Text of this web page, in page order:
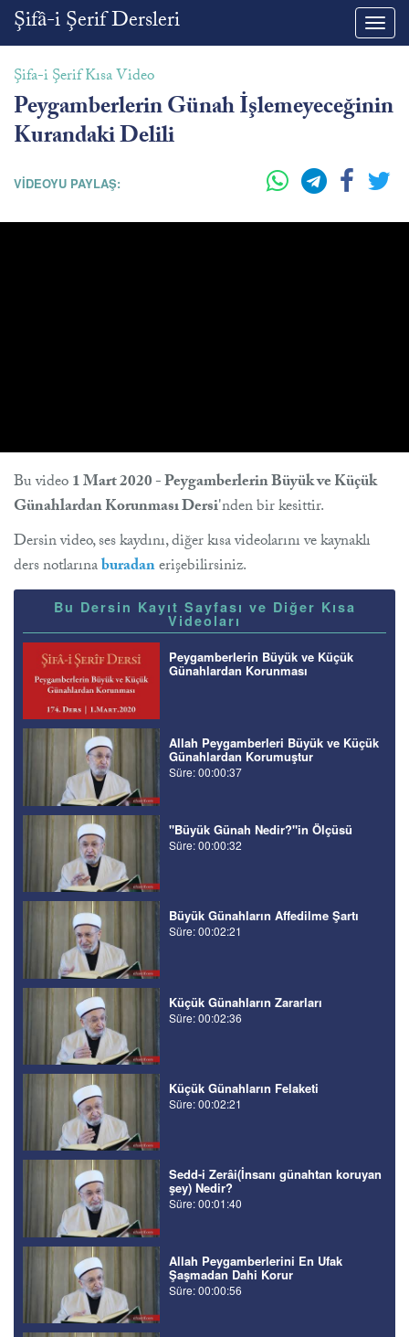
Şifâ-i Şerif Dersleri
Şifa-i Şerif Kısa Video
Peygamberlerin Günah İşlemeyeceğinin
Kurandaki Delili
VİDEOYU PAYLAŞ:
Bu video1 Mart 2020 - Peygamberlerin Büyük ve Küçük
Günahlardan Korunması Dersi'nden bir kesittir.
Dersin video, ses kaydını, diğer kısa videolarını ve kaynaklı
ders notlarınaburadanerişebilirsiniz.
Bu Dersin Kayıt Sayfası ve Diğer Kısa
Videoları
Peygamberlerin Büyük ve Küçük
Günahlardan Korunması
Allah Peygamberleri Büyük ve Küçük
Günahlardan Korumuştur
Süre: 00:00:37
"Büyük Günah Nedir?"in Ölçüsü
Süre: 00:00:32
Büyük Günahların Affedilme Şartı
Süre: 00:02:21
Küçük Günahların Zararları
Süre: 00:02:36
Küçük Günahların Felaketi
Süre: 00:02:21
Sedd-i Zerâi(İnsanı günahtan koruyan
şey) Nedir?
Süre: 00:01:40
Allah Peygamberlerini En Ufak
Şaşmadan Dahi Korur
Süre: 00:00:56